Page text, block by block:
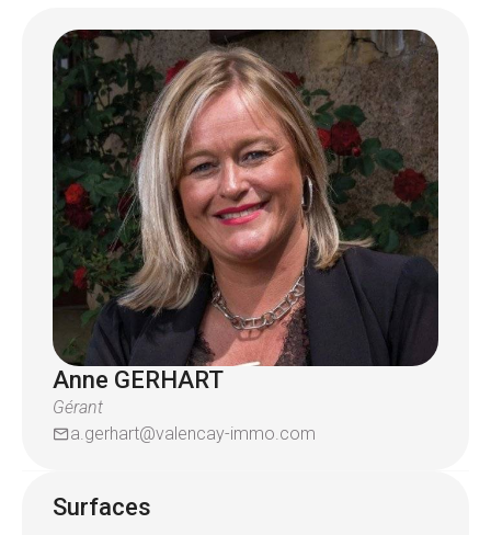
bureau, de deux toilettes. Coté extérieur une
terrasse couverte donnant accès a son jardin.
Pas de travaux à prévoir à l'intérieur.
Le bien est complété d'un sous-sol avec
cave,garage, atelier.
Pour plus de renseignement contactez l'agence
Valencay au
Anne GERHART
Gérant
a.gerhart@valencay-immo.com
Surfaces